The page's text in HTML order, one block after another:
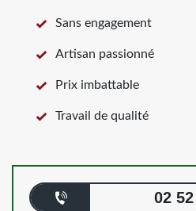
Sans engagement
Artisan passionné
Prix imbattable
Travail de qualité
02